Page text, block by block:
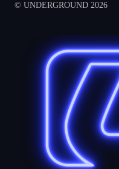
© UNDERGROUND 2026